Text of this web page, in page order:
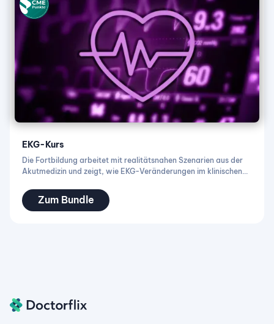
EKG-Kurs
Die Fortbildung arbeitet mit realitätsnahen Szenarien aus der
Akutmedizin und zeigt, wie EKG-Veränderungen im klinischen
welche Befunde besondere Aufmerksamkeit erfordern und
welche Hinweise auf eine akute Gefährdung hinweisen können.
Zum Bundle